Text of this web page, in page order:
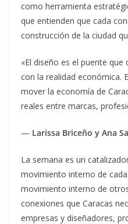
como herramienta
que entienden que cada
construcción de la ciudad
«El diseño es el puente
con la realidad económica.
mover la economía de
reales entre marcas,
— Larissa Briceño y Ana
La semana es un
movimiento interno de
movimiento interno de
conexiones que Caracas
empresas y diseñadores,